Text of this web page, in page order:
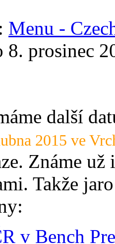
Menu -
8. prosinec
další
2015 ve
Známe
Takže
v Bench